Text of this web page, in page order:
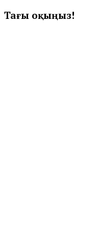
Тағы оқыңыз!